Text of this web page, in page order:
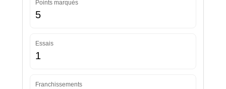
Points marqués
5
Essais
1
Franchissements